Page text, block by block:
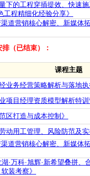
量下的工程穿插提效、快速
工程精细化经验分享》
渠道营销核心解密、新媒体
（已结束）：
课程主题
业务经营策略解析与落地
项目经理资质模型解析特
区打造与成本控制》
动用工管理、风险防范及
渠道营销核心解密、新媒体
湖·万科·旭辉·新希望叠拼
装考察》